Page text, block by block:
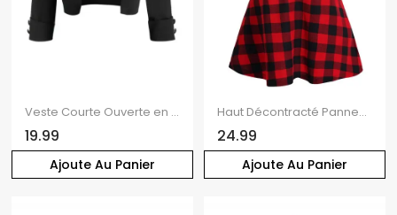
Ajoute Au Panier
Veste Courte Ouverte en Avant en Couleur Unie à Col Relevé avec Bouton
19.99
Ajoute Au Panier
Haut Décontracté Panneau en Maille Transparente à Carreaux Imprimé à Manches Longues
24.99